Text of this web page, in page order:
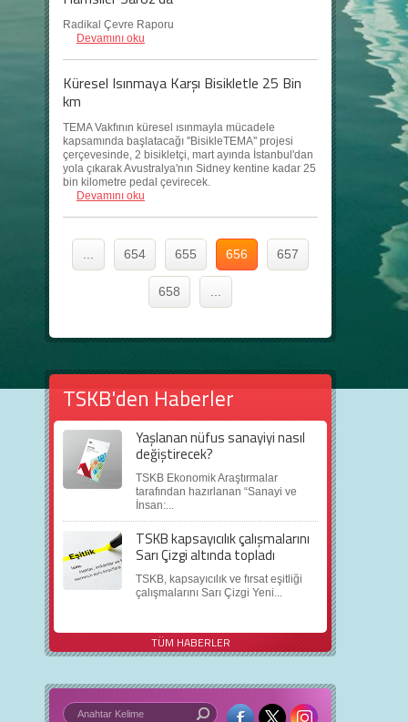
Radikal Çevre Raporu
Devamını oku
Küresel Isınmaya Karşı Bisikletle 25 Bin
km
TEMA Vakfının küresel ısınmayla mücadele
kapsamında başlatacağı ''BisikleTEMA'' projesi
çerçevesinde, 2 bisikletçi, mart ayında İstanbul'dan
yola çıkarak Avustralya'nın Sidney kentine kadar 25
bin kilometre pedal çevirecek.
Devamını oku
654 655 656 657
658
TSKB'den Haberler
Yaşlanan nüfus sanayiyi nasıl
değiştirecek?
TSKB Ekonomik Araştırmalar
tarafından hazırlanan “Sanayi ve
İnsan:...
TSKB kapsayıcılık çalışmalarını
Sarı Çizgi altında topladı
TSKB, kapsayıcılık ve fırsat eşitliği
çalışmalarını Sarı Çizgi Yeni...
TÜM HABERLER